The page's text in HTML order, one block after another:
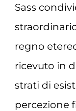
Sass
regno
ricevuto in
strati di
percezione